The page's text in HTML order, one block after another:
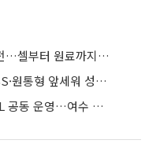
K배터리, 북미·유럽 공급망 선점전…셀부터 원료까지 현지화
LG엔솔, 2개 분기 만에 흑자…ESS·원통형 앞세워 성장 가속
NCC 139만t 줄이고 롯데·한화·DL 공동 운영…여수 1호 본궤도